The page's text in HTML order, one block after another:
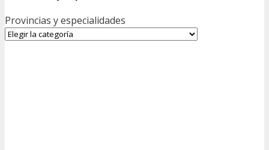
Provincias y especialidades